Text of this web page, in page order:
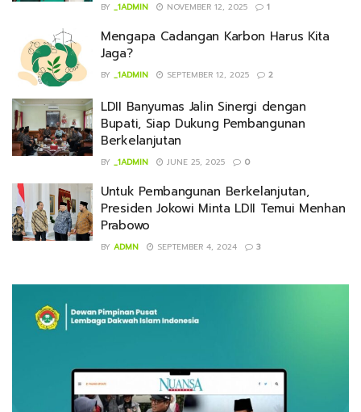
BY _1ADMIN NOVEMBER 12, 2025 1
Mengapa Cadangan Karbon Harus Kita
Jaga?
BY _1ADMIN SEPTEMBER 12, 2025 2
LDII Banyumas Jalin Sinergi dengan
Bupati, Siap Dukung Pembangunan
Berkelanjutan
BY _1ADMIN JUNE 25, 2025 0
Untuk Pembangunan Berkelanjutan,
Presiden Jokowi Minta LDII Temui Menhan
Prabowo
BY ADMN SEPTEMBER 4, 2024 3